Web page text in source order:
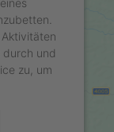
durch und
zu, um